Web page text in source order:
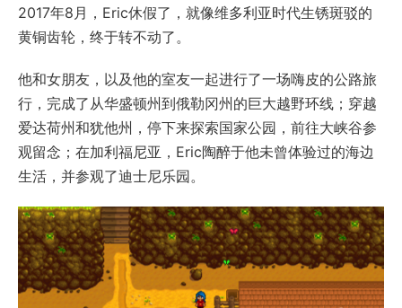
2017年8月，Eric休假了，就像维多利亚时代生锈斑驳的
黄铜齿轮，终于转不动了。
他和女朋友，以及他的室友一起进行了一场嗨皮的公路旅
行，完成了从华盛顿州到俄勒冈州的巨大越野环线；穿越
爱达荷州和犹他州，停下来探索国家公园，前往大峡谷参
观留念；在加利福尼亚，Eric陶醉于他未曾体验过的海边
生活，并参观了迪士尼乐园。